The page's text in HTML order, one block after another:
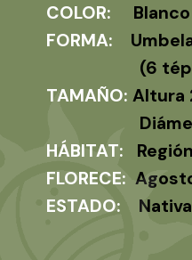
COLOR:
Blanco
FORMA:
(6
TAMAÑO: Altura
Diámetro
HÁBITAT:
FLORECE:
ESTADO: